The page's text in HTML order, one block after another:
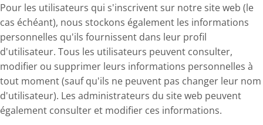
Pour les utilisateurs qui s'inscrivent sur notre site web (le
cas échéant), nous stockons également les informations
personnelles qu'ils fournissent dans leur profil
d'utilisateur. Tous les utilisateurs peuvent consulter,
modifier ou supprimer leurs informations personnelles à
tout moment (sauf qu'ils ne peuvent pas changer leur nom
d'utilisateur). Les administrateurs du site web peuvent
également consulter et modifier ces informations.